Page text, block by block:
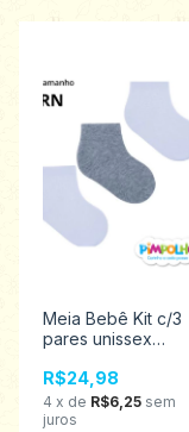
Meia Bebê Kit c/3
pares unissex
R$24,98
4 x de R$6,25 sem
juros